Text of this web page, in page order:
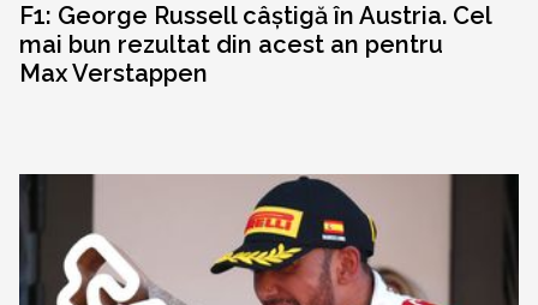
F1: George Russell câștigă în Austria. Cel
mai bun rezultat din acest an pentru
Max Verstappen